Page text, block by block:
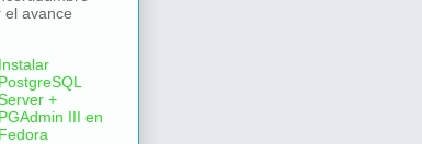
el avance
Instalar
PostgreSQL
+
PGAdmin III en
Fedora